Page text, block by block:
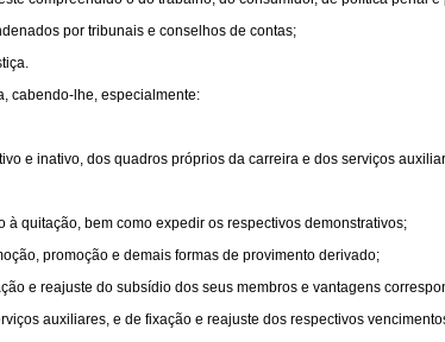
por tribunais e conselhos de contas;
cabendo-lhe, especialmente:
e inativo, dos quadros próprios da carreira e dos serviços
quitação, bem como expedir os respectivos demonstrativos;
promoção e demais formas de provimento derivado;
e reajuste do subsídio dos seus membros e vantagens
auxiliares, e de fixação e reajuste dos respectivos